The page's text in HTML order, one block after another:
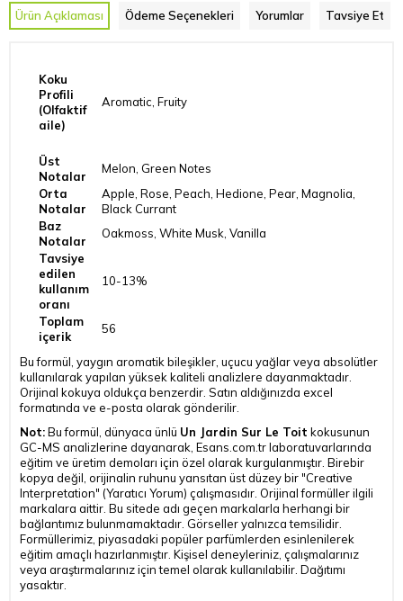
Ürün Açıklaması Ödeme Seçenekleri Yorumlar Tavsiye Et
Koku
Profili
(Olfaktif
aile)
Aromatic, Fruity
Üst
Notalar
Melon, Green Notes
Orta
Notalar
Apple, Rose, Peach, Hedione, Pear, Magnolia,
Black Currant
Baz
Notalar
Oakmoss, White Musk, Vanilla
Tavsiye
edilen
kullanım
oranı
10-13%
Toplam
içerik
56
Bu formül, yaygın aromatik bileşikler, uçucu yağlar veya absolütler
kullanılarak yapılan yüksek kaliteli analizlere dayanmaktadır.
Orijinal kokuya oldukça benzerdir. Satın aldığınızda excel
formatında ve e-posta olarak gönderilir.
Not:Bu formül, dünyaca ünlü Un Jardin Sur Le Toit kokusunun
GC-MS analizlerine dayanarak, Esans.com.tr laboratuvarlarında
eğitim ve üretim demoları için özel olarak kurgulanmıştır. Birebir
kopya değil, orijinalin ruhunu yansıtan üst düzey bir "Creative
Interpretation" (Yaratıcı Yorum) çalışmasıdır. Orijinal formüller ilgili
markalara aittir. Bu sitede adı geçen markalarla herhangi bir
bağlantımız bulunmamaktadır. Görseller yalnızca temsilidir.
Formüllerimiz, piyasadaki popüler parfümlerden esinlenilerek
eğitim amaçlı hazırlanmıştır. Kişisel deneyleriniz, çalışmalarınız
veya araştırmalarınız için temel olarak kullanılabilir. Dağıtımı
yasaktır.